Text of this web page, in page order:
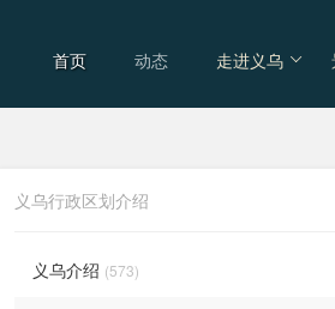
首页 动态 走进义乌
义乌行政区划介绍
义乌介绍 (573)